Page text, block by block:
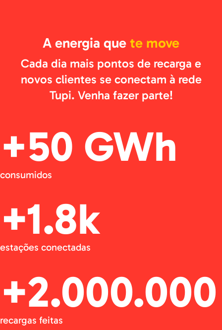
A energia que te move
Cada dia mais pontos de recarga e
novos clientes se conectam à rede
Tupi. Venha fazer parte!
+50 GWh
consumidos
+1.8k
estações conectadas
+2.000.000
recargas feitas